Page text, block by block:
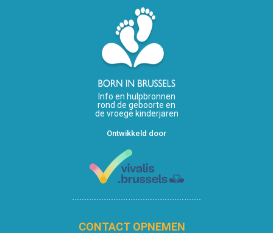
Info en hulpbronnen
rond de geboorte en
de vroege kinderjaren
Ontwikkeld door
CONTACT OPNEMEN